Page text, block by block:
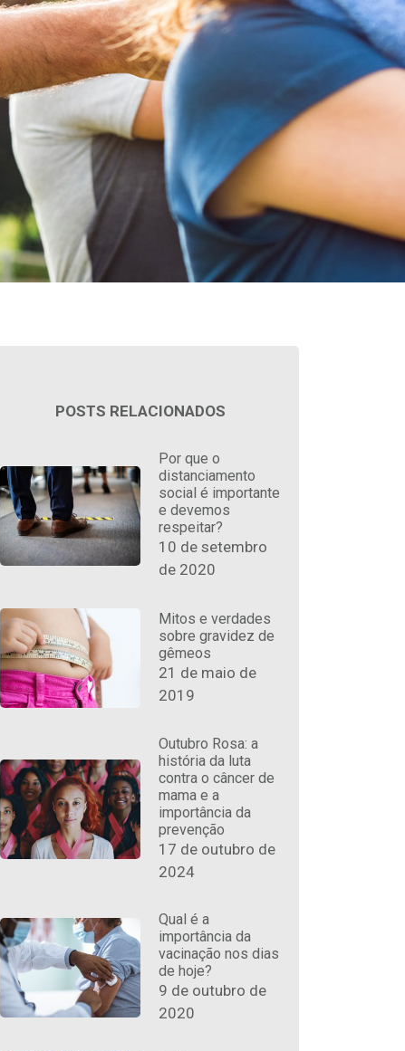
POSTS RELACIONADOS
Por que o
distanciamento
social é importante
e devemos
respeitar?
10 de setembro
de 2020
Mitos e verdades
sobre gravidez de
gêmeos
21 de maio de
2019
Outubro Rosa: a
história da luta
contra o câncer de
mama e a
importância da
prevenção
17 de outubro de
2024
Qual é a
importância da
vacinação nos dias
de hoje?
9 de outubro de
2020